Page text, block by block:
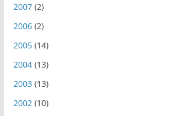
2007(2)
2006(2)
2005(14)
2004(13)
2003(13)
2002(10)